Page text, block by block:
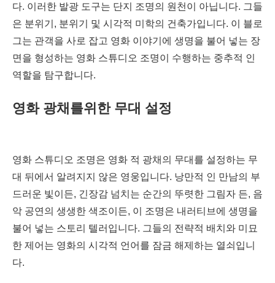
다. 이러한 발광 도구는 단지 조명의 원천이 아닙니다. 그들
은 분위기, 분위기 및 시각적 미학의 건축가입니다. 이 블로
그는 관객을 사로 잡고 영화 이야기에 생명을 불어 넣는 장
면을 형성하는 영화 스튜디오 조명이 수행하는 중추적 인
역할을 탐구합니다.
영화 광채를위한 무대 설정
영화 스튜디오 조명은 영화 적 광채의 무대를 설정하는 무
대 뒤에서 알려지지 않은 영웅입니다. 낭만적 인 만남의 부
드러운 빛이든, 긴장감 넘치는 순간의 뚜렷한 그림자 든, 음
악 공연의 생생한 색조이든, 이 조명은 내러티브에 생명을
불어 넣는 스토리 텔러입니다. 그들의 전략적 배치와 미묘
한 제어는 영화의 시각적 언어를 잠금 해제하는 열쇠입니
다.